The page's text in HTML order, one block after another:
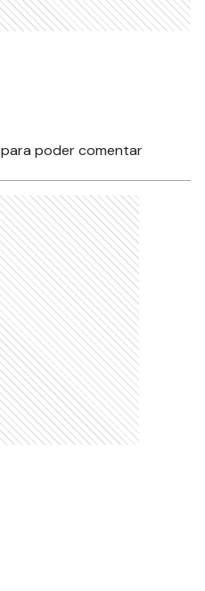
para poder comentar